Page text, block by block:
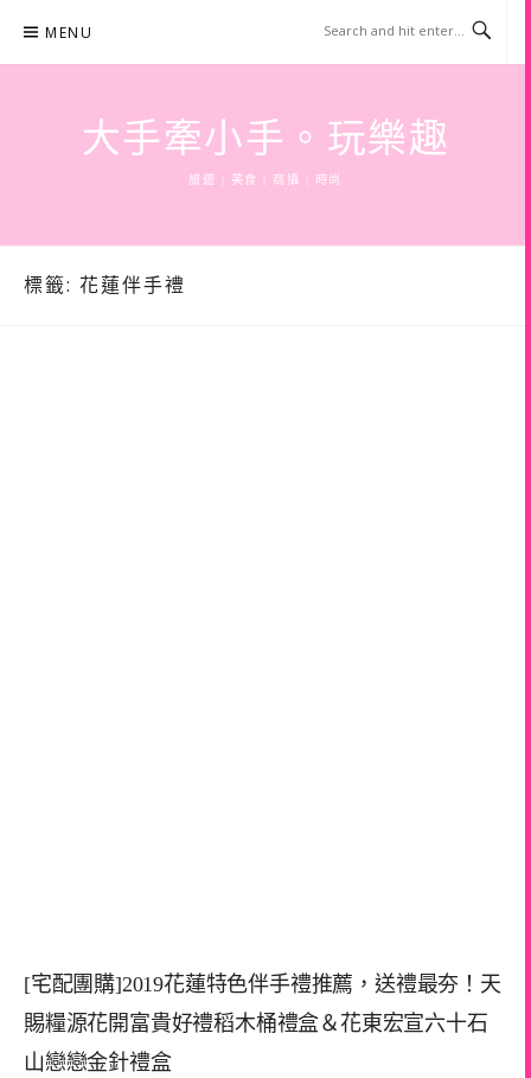
content
MENU
大手牽小手。玩樂趣
旅遊 | 美食 | 商攝 | 時尚
標籤: 花蓮伴手禮
[宅配團購]2019花蓮特色伴手禮推薦，送禮最夯！天
賜糧源花開富貴好禮稻木桶禮盒＆花東宏宣六十石
山戀戀金針禮盒